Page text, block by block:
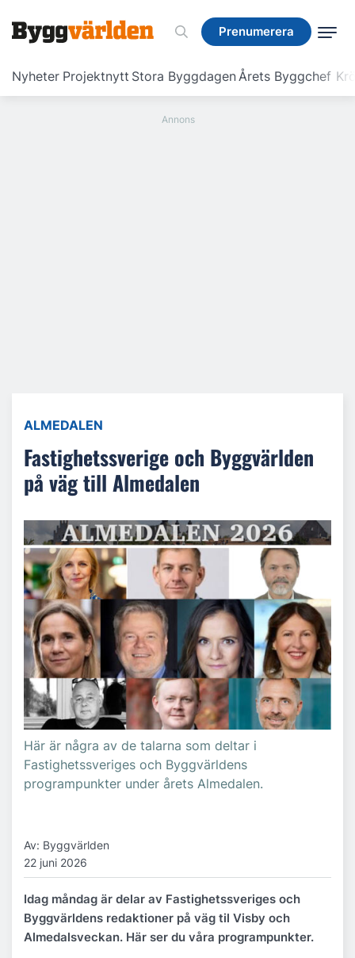
Prenumerera
Nyheter Projektnytt Stora ByggdagenÅrets Byggchef
Prenumerera
ALMEDALEN
Fastighetssverige och Byggvärlden
på väg till Almedalen
Här är några av de talarna som deltar i
Fastighetssveriges och Byggvärldens
programpunkter under årets Almedalen.
Av: Byggvärlden
22 juni 2026
Idag måndag är delar av Fastighetssveriges och
Byggvärldens redaktioner på väg til Visby och
Almedalsveckan. Här ser du våra programpunkter.